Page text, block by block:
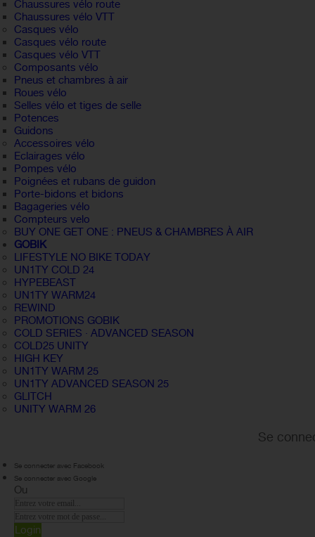
Chaussures vélo route
Chaussures vélo VTT
Casques vélo
Casques vélo route
Casques vélo VTT
Composants vélo
Pneus et chambres à air
Roues vélo
Selles vélo et tiges de selle
Potences
Guidons
Accessoires vélo
Eclairages vélo
Pompes vélo
Poignées et rubans de guidon
Porte-bidons et bidons
Bagageries vélo
Compteurs velo
BUY ONE GET ONE : PNEUS & CHAMBRES À AIR
GOBIK
LIFESTYLE NO BIKE TODAY
UN1TY COLD 24
HYPEBEAST
UN1TY WARM24
REWIND
PROMOTIONS GOBIK
COLD SERIES · ADVANCED SEASON
COLD25 UNITY
HIGH KEY
UN1TY WARM 25
UN1TY ADVANCED SEASON 25
GLITCH
UNITY WARM 26
Se
Se connecter avec Facebook
Se connecter avec Google
Ou
Login